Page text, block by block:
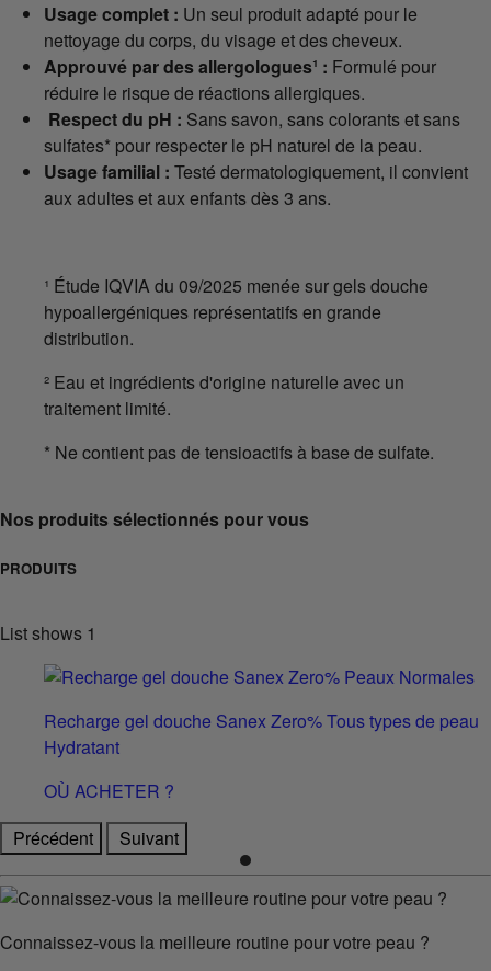
Usage complet : Un seul produit adapté pour le
nettoyage du corps, du visage et des cheveux.
Approuvé par des allergologues¹ : Formulé pour
réduire le risque de réactions allergiques.
Respect du pH : Sans savon, sans colorants et sans
sulfates* pour respecter le pH naturel de la peau.
Usage familial : Testé dermatologiquement, il convient
aux adultes et aux enfants dès 3 ans.
¹ Étude IQVIA du 09/2025 menée sur gels douche
hypoallergéniques représentatifs en grande
distribution.
² Eau et ingrédients d'origine naturelle avec un
traitement limité.
* Ne contient pas de tensioactifs à base de sulfate.
Nos produits sélectionnés pour vous
PRODUITS
List shows 1
Recharge gel douche Sanex Zero% Tous types de peau
Hydratant
OÙ ACHETER ?
Précédent
Suivant
Connaissez-vous la meilleure routine pour votre peau ?